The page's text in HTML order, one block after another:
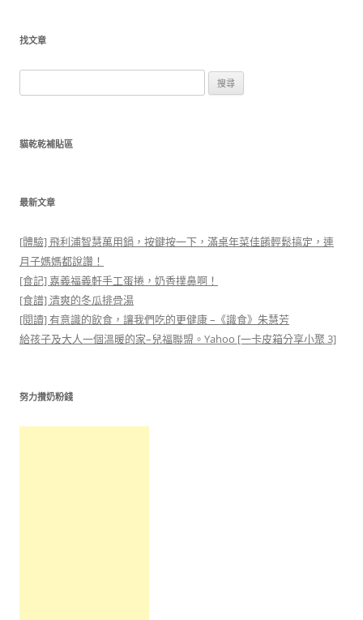
找文章
尋
鍵
貓乾乾補貼區
最新文章
[體驗] 飛利浦智慧萬用鍋，按鍵按一下，滿桌年菜佳餚輕鬆搞定，連
月子媽媽都說讚！
[食記] 嘉義福義軒手工蛋捲，奶香撲鼻啊！
[食譜] 清爽的冬瓜排骨湯
[閱讀] 有意識的飲食，讓我們吃的更健康 –《識食》朱慧芳
給孩子及大人一個溫暖的家–兒福聯盟。Yahoo [一卡皮箱分享小聚 3]
努力攢奶粉錢